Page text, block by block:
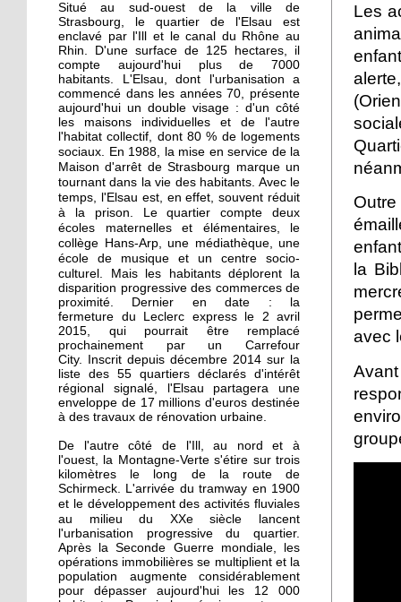
A l'Elsau, une balade
haute en couleur
18 septembre 2015
A Emmaüs Montagne-
Verte, le tri s'organise
pour les migrants
18 septembre 2015
La recherche d'emploi
autour d'un café
17 septembre 2015
Notre sélection pour les
Journées du patrimoine
à l'Elsau et la Montagne-
Verte
16 septembre 2015
Un camping adepte du
bon voisinage
15 septembre 2015
Dons records à Emmaüs
en faveur des réfugiés
26 septembre 2014
Des cours de vélo pour
favoriser l'insertion
Situé au sud-ouest de la ville de
Strasbourg, le quartier de l'Elsau est
enclavé par l'Ill et le canal du Rhône au
Rhin. D'une surface de 125 hectares, il
compte aujourd'hui plus de 7000
habitants. L'Elsau, dont l'urbanisation a
commencé dans les années 70, présente
aujourd'hui un double visage : d'un côté
les maisons individuelles et de l'autre
l'habitat collectif, dont 80 % de logements
sociaux. En 1988, la mise en service de la
Maison d'arrêt de Strasbourg marque un
tournant dans la vie des habitants. Avec le
temps, l'Elsau est, en effet, souvent réduit
à la prison.
Le quartier comptedeux
écoles maternelles et élémentaires, le
collège Hans-Arp, une médiathèque, une
école de musique et un centre socio-
culturel. Mais les habitants déplorent la
disparition progressive des commerces de
proximité. Dernier en date : la
fermeture du Leclerc express le 2 avril
2015, qui pourrait être remplacé
prochainement par un Carrefour
City. Inscrit depuis décembre 2014 sur la
liste des 55 quartiers déclarés d'intérêt
régional signalé, l'Elsau partagera une
enveloppe de 17 millions d'euros destinée
à des travaux de rénovation urbaine.
De l'autre côté de l'Ill, au nord et à
l'ouest, la Montagne-Verte s'étire sur trois
kilomètres le long de la route de
Schirmeck. L'arrivée du tramway en 1900
et l e développement des activités fluviales
au milieu du XXe siècle
lancent
l'urbanisation progressive du quartier.
Après la Seconde Guerre mondiale, les
opérations immobilières se multiplient et la
population augmente considérablement
pour dépasser aujourd'hui les 12 000
Les
la
avec